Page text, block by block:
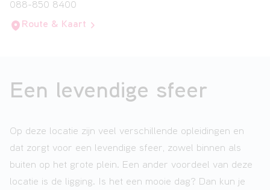
088-850 8400
Route & Kaart
Een levendige sfeer
Op deze locatie zijn veel verschillende opleidingen en
dat zorgt voor een levendige sfeer, zowel binnen als
buiten op het grote plein. Een ander voordeel van deze
locatie is de ligging. Is het een mooie dag? Dan kun je